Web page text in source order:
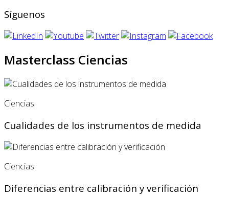
Síguenos
Masterclass Ciencias
Ciencias
Cualidades de los instrumentos de medida
Ciencias
Diferencias entre calibración y verificación